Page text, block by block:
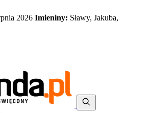
2026 Imieniny: Sławy, Jakuba,